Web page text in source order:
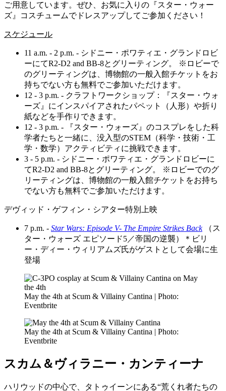
ご用意しています。ぜひ、お気に入りの『スター・ウォー
ズ』コスチュームでドレスアップしてご参加ください！
スケジュール
11 a.m. - 2 p.m. - シドニー・ポワティエ・グランドロビ
ーにてR2-D2 and BB-8とグリーティング。 ※ロビーで
のグリーティングは、博物館の一般入館チケットをお
持ちでない方も無料でご参加いただけます。
12 - 3 p.m. - クラフトワークショップ：『スター・ウォ
ーズ』にインスパイアされたパペット（人形）や折り
紙などを手作りできます。
12 - 3 p.m. - 『スター・ウォーズ』のコスプレをした科
学者たちと一緒に、没入型のSTEM（科学・技術・工
学・数学）アクティビティに挑戦できます。
3 - 5 p.m. - シドニー・ポワティエ・グランドロビーに
てR2-D2 and BB-8とグリーティング。 ※ロビーでのグ
リーティングは、博物館の一般入館チケットをお持ち
でない方も無料でご参加いただけます。
デヴィッド・ゲフィン・シアター特別上映
7 p.m. - Star Wars: Episode V- The Empire Strikes Back（ス
ター・ウォーズ エピソード5／帝国の逆襲）＊ビリ
ー・ディー・ウィリアムズ氏がゲストとして会場に生
登場
May the 4th at Scum & Villainy Cantina | Photo:
Eventbrite
May the 4th at Scum & Villainy Cantina | Photo:
Eventbrite
スカム＆ヴィラニー・カンティーナ
ハリウッドの中心で、タトゥイーンにある“荒くれ者たちの